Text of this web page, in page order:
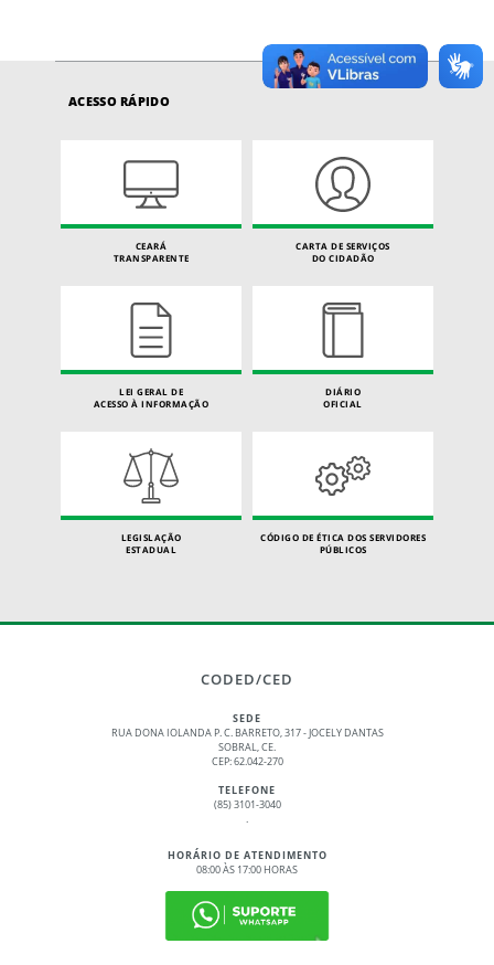
ACESSO RÁPIDO
CEARÁ
TRANSPARENTE
CARTA DE SERVIÇOS
DO CIDADÃO
LEI GERAL DE
ACESSO À INFORMAÇÃO
DIÁRIO
OFICIAL
LEGISLAÇÃO
ESTADUAL
CÓDIGO DE ÉTICA DOS SERVIDORES
PÚBLICOS
CODED/CED
SEDE
RUA DONA IOLANDA P. C. BARRETO, 317 - JOCELY DANTAS
SOBRAL, CE.
CEP: 62.042-270
TELEFONE
(85) 3101-3040
.
HORÁRIO DE ATENDIMENTO
08:00 ÀS 17:00 HORAS